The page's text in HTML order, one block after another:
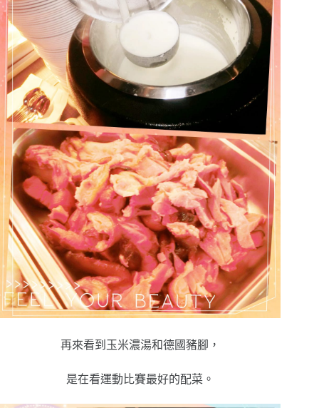
再來看到玉米濃湯和德國豬腳，
是在看運動比賽最好的配菜。